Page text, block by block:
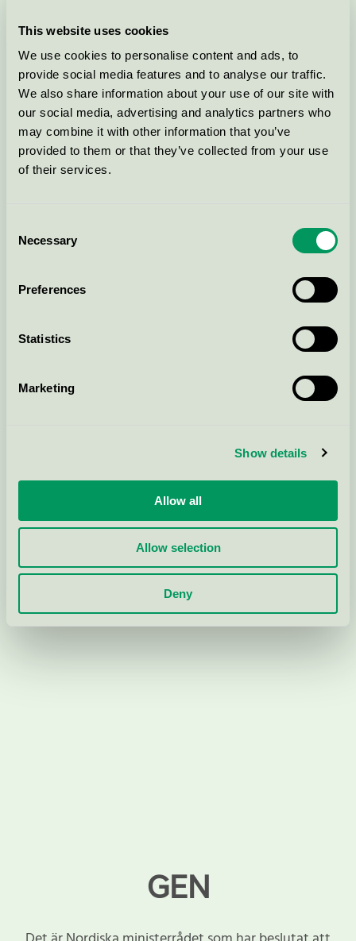
This website uses cookies
We use cookies to personalise content and ads, to
provide social media features and to analyse our traffic.
We also share information about your use of our site with
our social media, advertising and analytics partners who
may combine it with other information that you’ve
provided to them or that they’ve collected from your use
of their services.
Selection
Necessary
Preferences
Statistics
Marketing
Show details
Allow all
Allow selection
Deny
GEN